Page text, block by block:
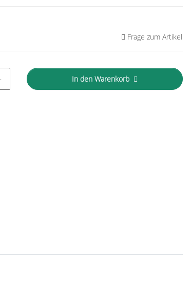
Frage zum Artikel
In den Warenkorb